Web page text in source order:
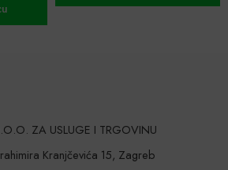
ZA USLUGE I TRGOVINU
Kranjčevića 15, Zagreb